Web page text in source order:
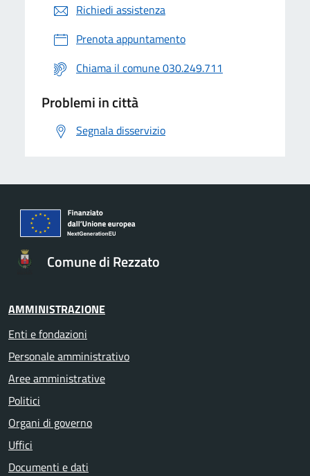
Richiedi assistenza
Prenota appuntamento
Chiama il comune 030.249.711
Problemi in città
Segnala disservizio
Comune di Rezzato
AMMINISTRAZIONE
Enti e fondazioni
Personale amministrativo
Aree amministrative
Politici
Organi di governo
Uffici
Documenti e dati